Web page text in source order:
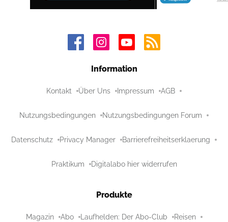
Information
Kontakt Über Uns Impressum AGB
Nutzungsbedingungen Nutzungsbedingungen Forum
Datenschutz Privacy Manager Barrierefreiheitserklaerung
Praktikum Digitalabo hier widerrufen
Produkte
Magazin Abo Laufhelden: Der Abo-Club Reisen